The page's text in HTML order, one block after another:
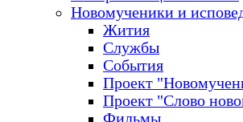
Новомученики и
Жития
Службы
События
Проект
Проект "Слово
Фильмы